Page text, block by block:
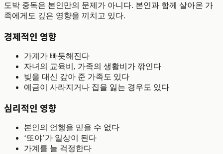
도박 중독은 본인만의 문제가 아니다. 본인과 함께 살아온 가
족에게도 깊은 영향을 끼치고 있다.
경제적인 영향
가계가 빠듯해진다
자녀의 교육비, 가족의 생활비가 깎인다
빚을 대신 갚아 준 가족도 있다
예금이 사라지거나 집을 잃는 경우도 있다
심리적인 영향
본인의 언행을 믿을 수 없다
‘또야’가 일상이 된다
가계를 늘 걱정한다